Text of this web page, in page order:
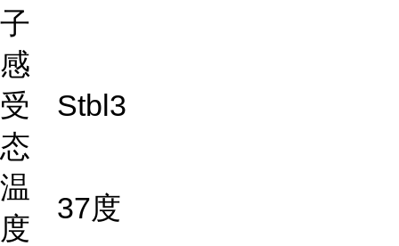
子
感
受
态
Stbl3
温
度
37度